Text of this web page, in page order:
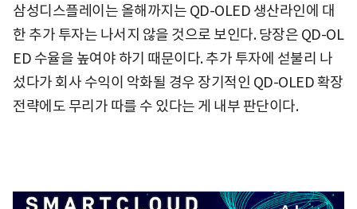
삼성디스플레이는 올해까지는 QD-OLED 생산라인에 대
한 추가 투자는 나서지 않을 것으로 보인다. 당장은 QD-OL
ED 수율을 높여야 하기 때문이다. 추가 투자에 섣불리 나
섰다가 회사 수익이 악화될 경우 장기적인 QD-OLED 확장
전략에도 무리가 따를 수 있다는 게 내부 판단이다.